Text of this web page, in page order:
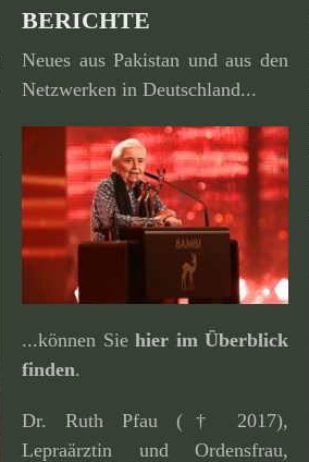
BERICHTE
Neues aus Pakistan und aus den
Netzwerken in Deutschland...
...können Sie hier im Überblick
finden.
Dr. Ruth Pfau († 2017),
Lepraärztin und Ordensfrau,